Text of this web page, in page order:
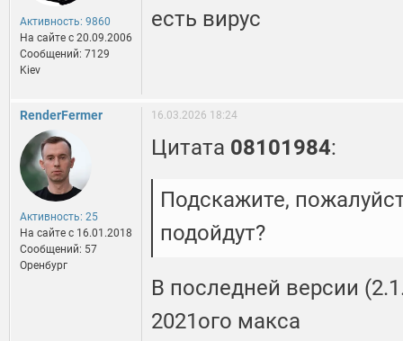
Активность: 9860
На сайте c 20.09.2006
Сообщений: 7129
Kiev
есть вирус
RenderFermer
Активность: 25
На сайте c 16.01.2018
Сообщений: 57
Оренбург
16.03.2026 18:24
Цитата 08101984:
Подскажите,
подойдут?
В последней версии
2021ого макса